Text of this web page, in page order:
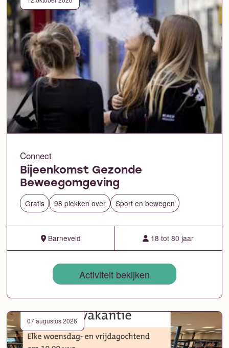
Connect
Bijeenkomst Gezonde
Beweegomgeving
Gratis 98 plekken over Sport en bewegen
Barneveld 18 tot 80 jaar
Activiteit bekijken
07 augustus 2026